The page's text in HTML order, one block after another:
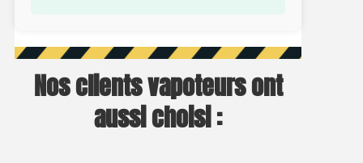
Nos clients vapoteurs ont
aussi choisi :